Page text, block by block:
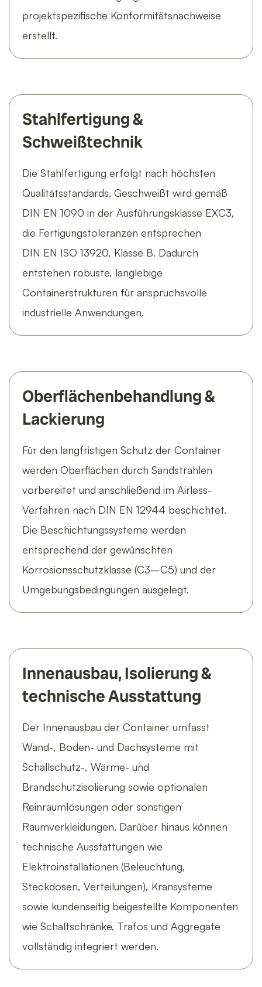
projektspezifische Konformitätsnachweise
erstellt.
Stahlfertigung &
Schweißtechnik
Die Stahlfertigung erfolgt nach höchsten
Qualitätsstandards. Geschweißt wird gemäß
DIN EN 1090 in der Ausführungsklasse EXC3,
die Fertigungstoleranzen entsprechen
DIN EN ISO 13920, Klasse B. Dadurch
entstehen robuste, langlebige
Containerstrukturen für anspruchsvolle
industrielle Anwendungen.
Oberflächenbehandlung &
Lackierung
Für den langfristigen Schutz der Container
werden Oberflächen durch Sandstrahlen
vorbereitet und anschließend im Airless-
Verfahren nach DIN EN 12944 beschichtet.
Die Beschichtungssysteme werden
entsprechend der gewünschten
Korrosionsschutzklasse (C3–C5) und der
Umgebungsbedingungen ausgelegt.
Innenausbau, Isolierung &
technische Ausstattung
Der Innenausbau der Container umfasst
Wand-, Boden- und Dachsysteme mit
Schallschutz-, Wärme- und
Brandschutzisolierung sowie optionalen
Reinraumlösungen oder sonstigen
Raumverkleidungen. Darüber hinaus können
technische Ausstattungen wie
Elektroinstallationen (Beleuchtung,
Steckdosen, Verteilungen), Kransysteme
sowie kundenseitig beigestellte Komponenten
wie Schaltschränke, Trafos und Aggregate
vollständig integriert werden.